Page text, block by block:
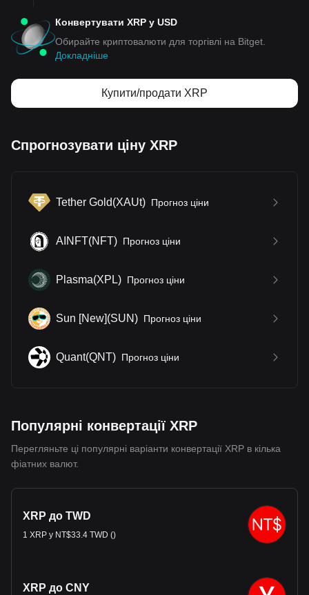
Конвертувати XRP у USD
Обирайте криптовалюти для торгівлі на Bitget.
Докладніше
Купити/продати XRP
Спрогнозувати ціну XRP
Tether Gold(XAUt) Прогноз ціни
AINFT(NFT) Прогноз ціни
Plasma(XPL) Прогноз ціни
Sun [New](SUN) Прогноз ціни
Quant(QNT) Прогноз ціни
Популярні конвертації XRP
Перегляньте ці популярні варіанти конвертації XRP в кілька
фіатних валют.
XRP до TWD
1 XRP у NT$33.4 TWD ()
XRP до CNY